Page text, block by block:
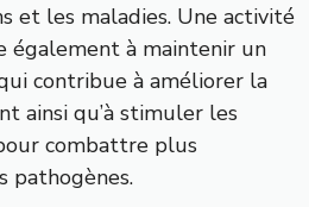
et les maladies. Une activité
également à maintenir un
contribue à améliorer la
ainsi qu’à stimuler les
combattre plus
pathogènes.